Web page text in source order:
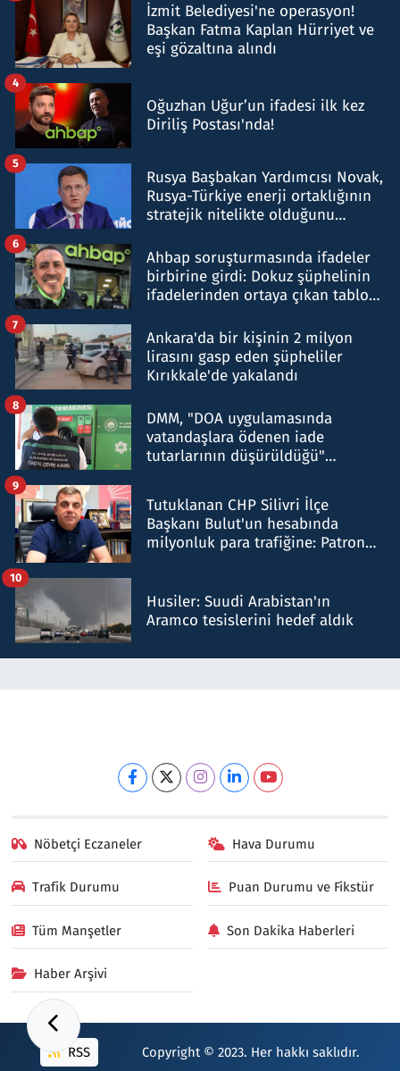
İzmit Belediyesi'ne operasyon!
Başkan Fatma Kaplan Hürriyet ve
eşi gözaltına alındı
Oğuzhan Uğur’un ifadesi ilk kez
Diriliş Postası'nda!
4
Rusya Başbakan Yardımcısı Novak,
Rusya-Türkiye enerji ortaklığının
stratejik nitelikte olduğunu
5
Ahbap soruşturmasında ifadeler
birbirine girdi: Dokuz şüphelinin
ifadelerinden ortaya çıkan tablo
6
Ankara'da bir kişinin 2 milyon
lirasını gasp eden şüpheliler
Kırıkkale'de yakalandı
7
DMM, "DOA uygulamasında
vatandaşlara ödenen iade
tutarlarının düşürüldüğü"
8
Tutuklanan CHP Silivri İlçe
Başkanı Bulut'un hesabında
milyonluk para trafiğine: Patron
9
Husiler: Suudi Arabistan'ın
Aramco tesislerini hedef aldık
10
Nöbetçi Eczaneler Hava Durumu
Trafik Durumu Puan Durumu ve Fikstür
Tüm Manşetler Son Dakika Haberleri
Haber Arşivi
RSS Copyright © 2023. Her hakkı saklıdır.